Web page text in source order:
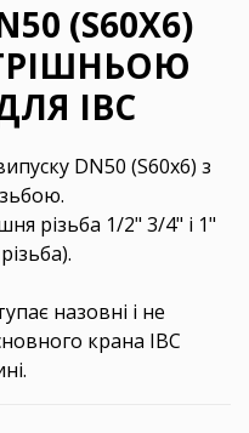
(S60X6)
IBC
DN50 (S60x6) з
різьба 1/2" 3/4" і 1"
назовні і не
крана IBC